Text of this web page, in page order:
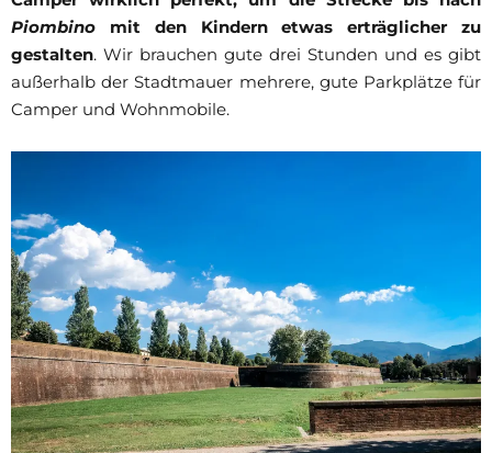
Piombino mit den Kindern etwas erträglicher zu
gestalten. Wir brauchen gute drei Stunden und es gibt
außerhalb der Stadtmauer mehrere, gute Parkplätze für
Camper und Wohnmobile.